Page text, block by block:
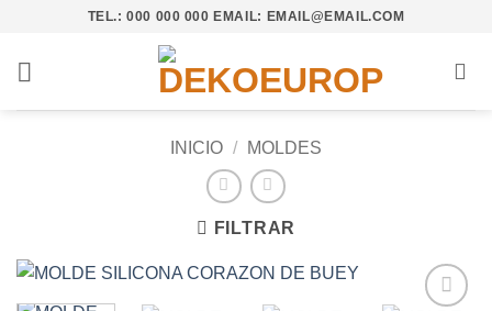
contenido
TEL.: 000 000 000 EMAIL: EMAIL@EMAIL.COM
INICIO / MOLDES
FILTRAR